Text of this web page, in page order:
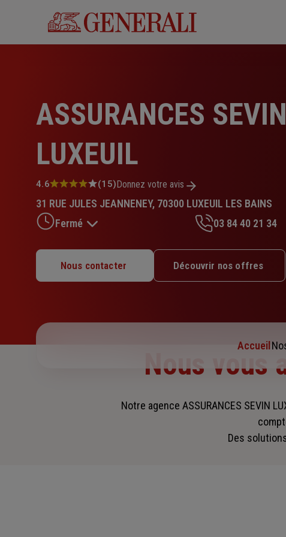
ASSURANCES SEVIN
LUXEUIL
Note
4.6
sur
5
4.6 (15)Donnez votre avis
31 RUE JULES JEANNENEY, 70300 LUXEUIL LES BAINS
Fermé
Lundi : 09h – 12h / 14h – 17h30
Mardi : 09h – 12h / 14h – 17h30
03 84 40 21 34
Nous contacter Découvrir nos offres
Accueil
Nous vous
Notre agence ASSURANCES SEVIN
Des